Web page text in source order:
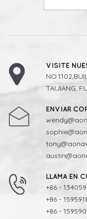
VISITE
TAIJIANG,
ENVIAR
LLAMA EN
+86 -
+86 -
+86 -